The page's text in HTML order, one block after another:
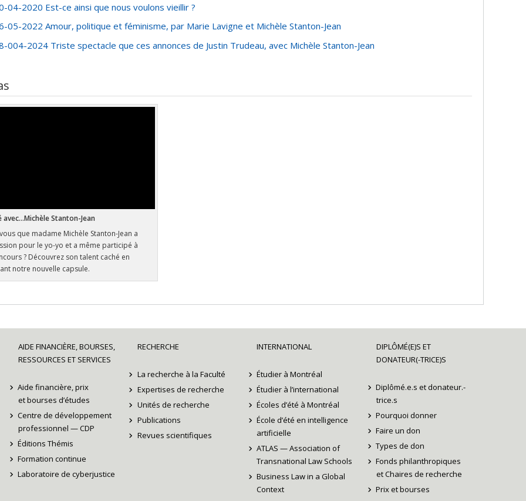
04-2020 Est-ce ainsi que nous voulons vieillir ?
05-2022 Amour, politique et féminisme, par Marie Lavigne et Michèle Stanton-Jean
004-2024 Triste spectacle que ces annonces de Justin Trudeau, avec Michèle Stanton-Jean
avec...Michèle Stanton-Jean
que madame Michèle Stanton-Jean a
pour le yo-yo et a même participé à
? Découvrez son talent caché en
notre nouvelle capsule.
AIDE FINANCIÈRE, BOURSES,
RESSOURCES ET SERVICES
Aide financière, prix
et bourses d’études
Centre de développement
professionnel — CDP
Éditions Thémis
Formation continue
Laboratoire de cyberjustice
RECHERCHE
La recherche à la Faculté
Expertises de recherche
Unités de recherche
Publications
Revues scientifiques
INTERNATIONAL
Étudier à Montréal
Étudier à l’international
Écoles d’été à Montréal
École d’été en intelligence
artificielle
ATLAS — Association of
Transnational Law Schools
Business Law in a Global
Context
DIPLÔMÉ(E)S ET
DONATEUR(-TRICE)S
Diplômé.e.s et donateur.-
trice.s
Pourquoi donner
Faire un don
Types de don
Fonds philanthropiques
et Chaires de recherche
Prix et bourses